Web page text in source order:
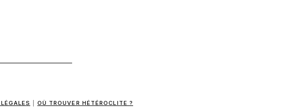
OÙ TROUVER HÉTÉROCLITE ?